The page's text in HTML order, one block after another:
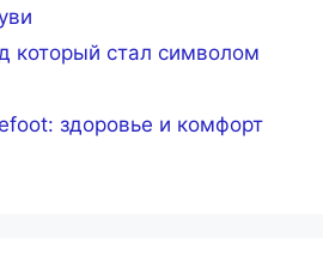
который стал символом
здоровье и комфорт